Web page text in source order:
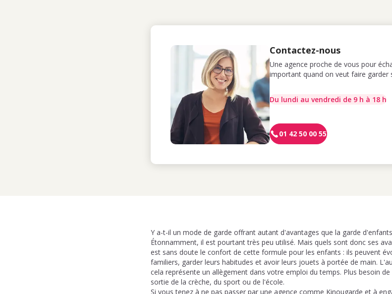
Contactez-nous
Une agence proche de vous pour
important quand on veut faire garder
Du lundi au vendredi de 9 h à 18 h
01 42 50 00 55
Y a-t-il un mode de garde offrant autant d'avantages que la garde
Étonnamment, il est pourtant très peu utilisé. Mais quels sont donc ses
est sans doute le confort de cette formule pour les enfants : ils peuvent
familiers, garder leurs habitudes et avoir leurs jouets à portée de main.
cela représente un allègement dans votre emploi du temps. Plus besoin
sortie de la crèche, du sport ou de l'école.
Si vous tenez à ne pas passer par une agence comme Kinougarde et à